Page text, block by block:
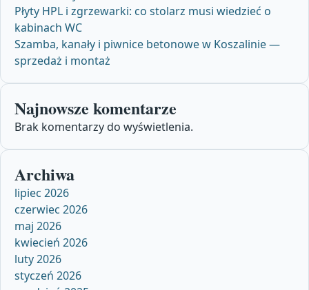
Płyty HPL i zgrzewarki: co stolarz musi wiedzieć o
kabinach WC
Szamba, kanały i piwnice betonowe w Koszalinie —
sprzedaż i montaż
Najnowsze komentarze
Brak komentarzy do wyświetlenia.
Archiwa
lipiec 2026
czerwiec 2026
maj 2026
kwiecień 2026
luty 2026
styczeń 2026